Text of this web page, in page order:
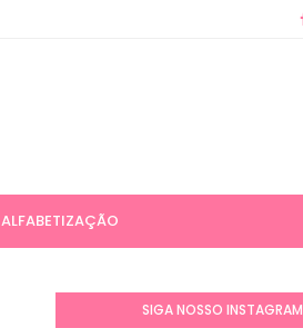
ALFABETIZAÇÃO
SIGA NOSSO INSTAGRAM